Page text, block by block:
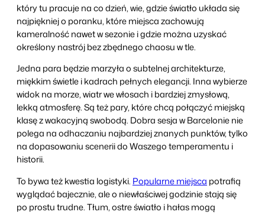
który tu pracuje na co dzień, wie, gdzie światło układa się
najpiękniej o poranku, które miejsca zachowują
kameralność nawet w sezonie i gdzie można uzyskać
określony nastrój bez zbędnego chaosu w tle.
Jedna para będzie marzyła o subtelnej architekturze,
miękkim świetle i kadrach pełnych elegancji. Inna wybierze
widok na morze, wiatr we włosach i bardziej zmysłową,
lekką atmosferę. Są też pary, które chcą połączyć miejską
klasę z wakacyjną swobodą. Dobra sesja w Barcelonie nie
polega na odhaczaniu najbardziej znanych punktów, tylko
na dopasowaniu scenerii do Waszego temperamentu i
historii.
To bywa też kwestia logistyki. Popularne miejsca potrafią
wyglądać bajecznie, ale o niewłaściwej godzinie stają się
po prostu trudne. Tłum, ostre światło i hałas mogą